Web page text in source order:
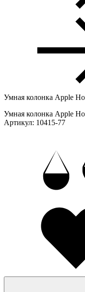
Умная колонка Apple
Умная колонка Apple
Артикул: 10415-77